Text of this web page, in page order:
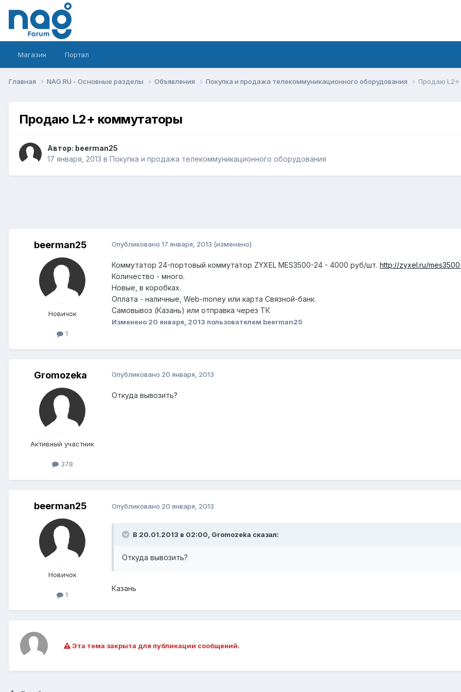
Магазин Портал
Главная NAG.RU - Основные разделы Объявления Покупка и продажа телекоммуникационного оборудования Продаю
Продаю L2+ коммутаторы
Автор: beerman25
17 января, 2013 в Покупка и продажа телекоммуникационного оборудования
beerman25
Новичок
1
Опубликовано 17 января, 2013 (изменено)
Коммутатор 24-портовый коммутатор ZYXEL MES3500-24 - 4000 руб/шт. http://zyxel.ru/
Количество - много.
Новые, в коробках.
Оплата - наличные, Web-money или карта Связной-банк.
Самовывоз (Казань) или отправка через ТК
Изменено 20 января, 2013 пользователем beerman25
Gromozeka
Активный участник
378
Опубликовано 20 января, 2013
Откуда вывозить?
beerman25
Новичок
1
Опубликовано 20 января, 2013
В 20.01.2013 в 02:00, Gromozeka сказал:
Откуда вывозить?
Казань
Эта тема закрыта для публикации сообщений.